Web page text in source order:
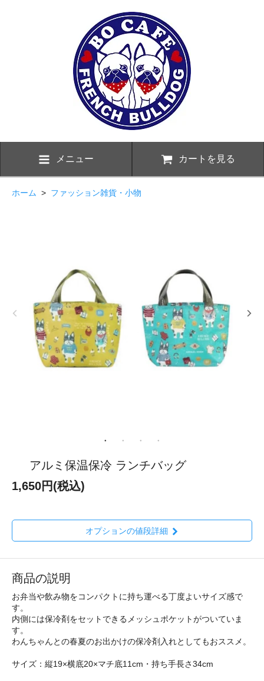
メニュー カートを見る
ホーム > ファッション雑貨・小物
アルミ保温保冷 ランチバッグ
1,650円(税込)
オプションの値段詳細
商品の説明
お弁当や飲み物をコンパクトに持ち運べる丁度よいサイズ感で
す。
内側には保冷剤をセットできるメッシュポケットがついていま
す。
わんちゃんとの春夏のお出かけの保冷剤入れとしてもおススメ。
サイズ：縦19×横底20×マチ底11cm・持ち手長さ34cm